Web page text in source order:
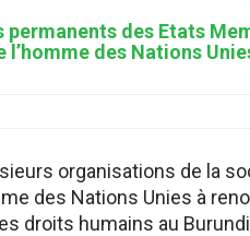
des Etats
des Nations
organisations de la
des Nations Unies à
droits humains au